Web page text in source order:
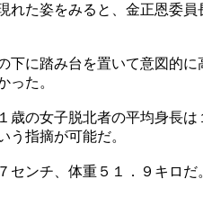
れた姿をみると、金正恩委
下に踏み台を置いて意図的
った。
歳の女子脱北者の平均身長
う指摘が可能だ。
センチ、体重５１．９キロ